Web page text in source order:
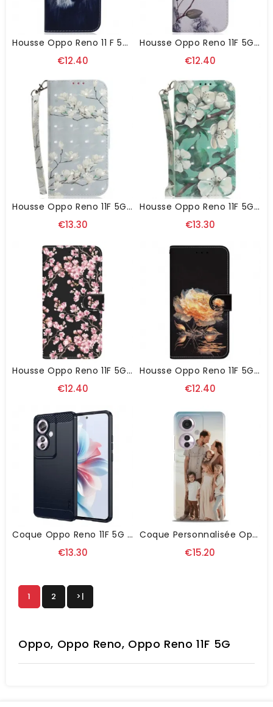
Housse Oppo Reno 11 F 5G Dreaming Lion
€12.40
Housse Oppo Reno 11F 5G Fleur
€12.40
Housse Oppo Reno 11F 5G Magnolias À Lanière
€13.30
Housse Oppo Reno 11F 5G Fleurs Blanches À Lanière
€13.30
Housse Oppo Reno 11F 5G Fleurs De Prunier À Lanière
€12.40
Housse Oppo Reno 11F 5G Pivoine Dorée À Lanière
€12.40
Coque Oppo Reno 11F 5G Fibre Carbone Brossée
€13.30
Coque Personnalisée Oppo Reno 11F 5G
€15.20
1 2 >|
Oppo, Oppo Reno, Oppo Reno 11F 5G